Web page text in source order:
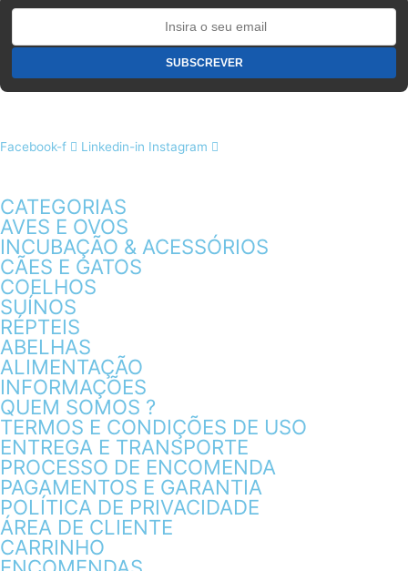
Facebook-f Linkedin-in Instagram
CATEGORIAS
AVES E OVOS
INCUBAÇÃO & ACESSÓRIOS
CÃES E GATOS
COELHOS
SUÍNOS
RÉPTEIS
ABELHAS
ALIMENTAÇÃO
INFORMAÇÕES
QUEM SOMOS ?
TERMOS E CONDIÇÕES DE USO
ENTREGA E TRANSPORTE
PROCESSO DE ENCOMENDA
PAGAMENTOS E GARANTIA
POLÍTICA DE PRIVACIDADE
ÁREA DE CLIENTE
CARRINHO